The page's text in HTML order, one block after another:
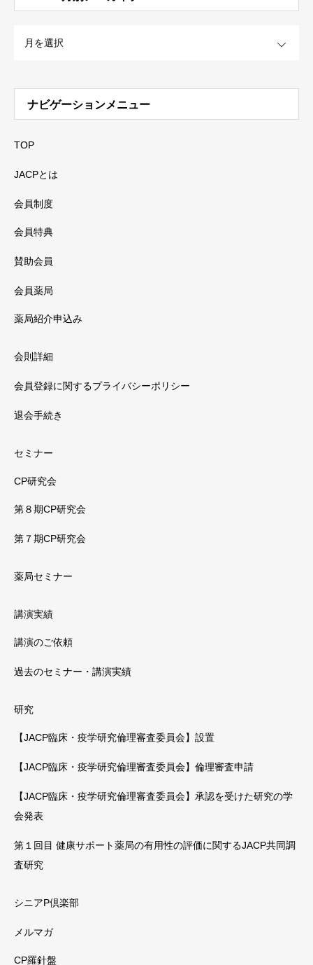
ナビゲーションメニュー
TOP
JACPとは
会員制度
会員特典
賛助会員
会員薬局
薬局紹介申込み
会則詳細
会員登録に関するプライバシーポリシー
退会手続き
セミナー
CP研究会
第８期CP研究会
第７期CP研究会
薬局セミナー
講演実績
講演のご依頼
過去のセミナー・講演実績
研究
【JACP臨床・疫学研究倫理審査委員会】設置
【JACP臨床・疫学研究倫理審査委員会】倫理審査申請
【JACP臨床・疫学研究倫理審査委員会】承認を受けた研究の学
会発表
第１回目 健康サポート薬局の有用性の評価に関するJACP共同調
査研究
シニアP倶楽部
メルマガ
CP羅針盤